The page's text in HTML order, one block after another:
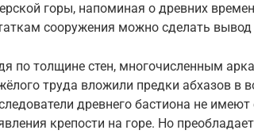
горы, напоминая о древних
сооружения можно сделать
по толщине стен, многочисленным
труда вложили предки абхазов в
древнего бастиона не
крепости на горе. Но